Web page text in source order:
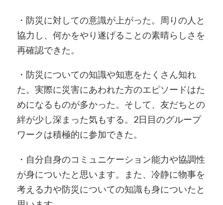
・防災に対しての意識が上がった。周りの人と
協力し、何かをやり遂げることの素晴らしさを
再確認できた。
・防災についての知識や知恵をたくさん知れ
た。実際に災害にあわれた方のエピソードはた
めになるものが多かった。そして、友だちとの
絆が少し深まった気もする。2日目のグループ
ワークは積極的に参加できた。
・自分自身のコミュニケーション能力や協調性
が身についたと思います。また、冷静に物事を
考える力や防災についての知識も身についたと